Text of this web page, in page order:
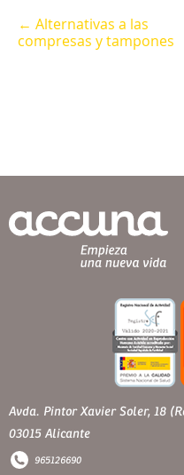
← Alternativas a las
compresas y tampones
Avda. Pintor Xavier Soler, 18
03015 Alicante
965126690